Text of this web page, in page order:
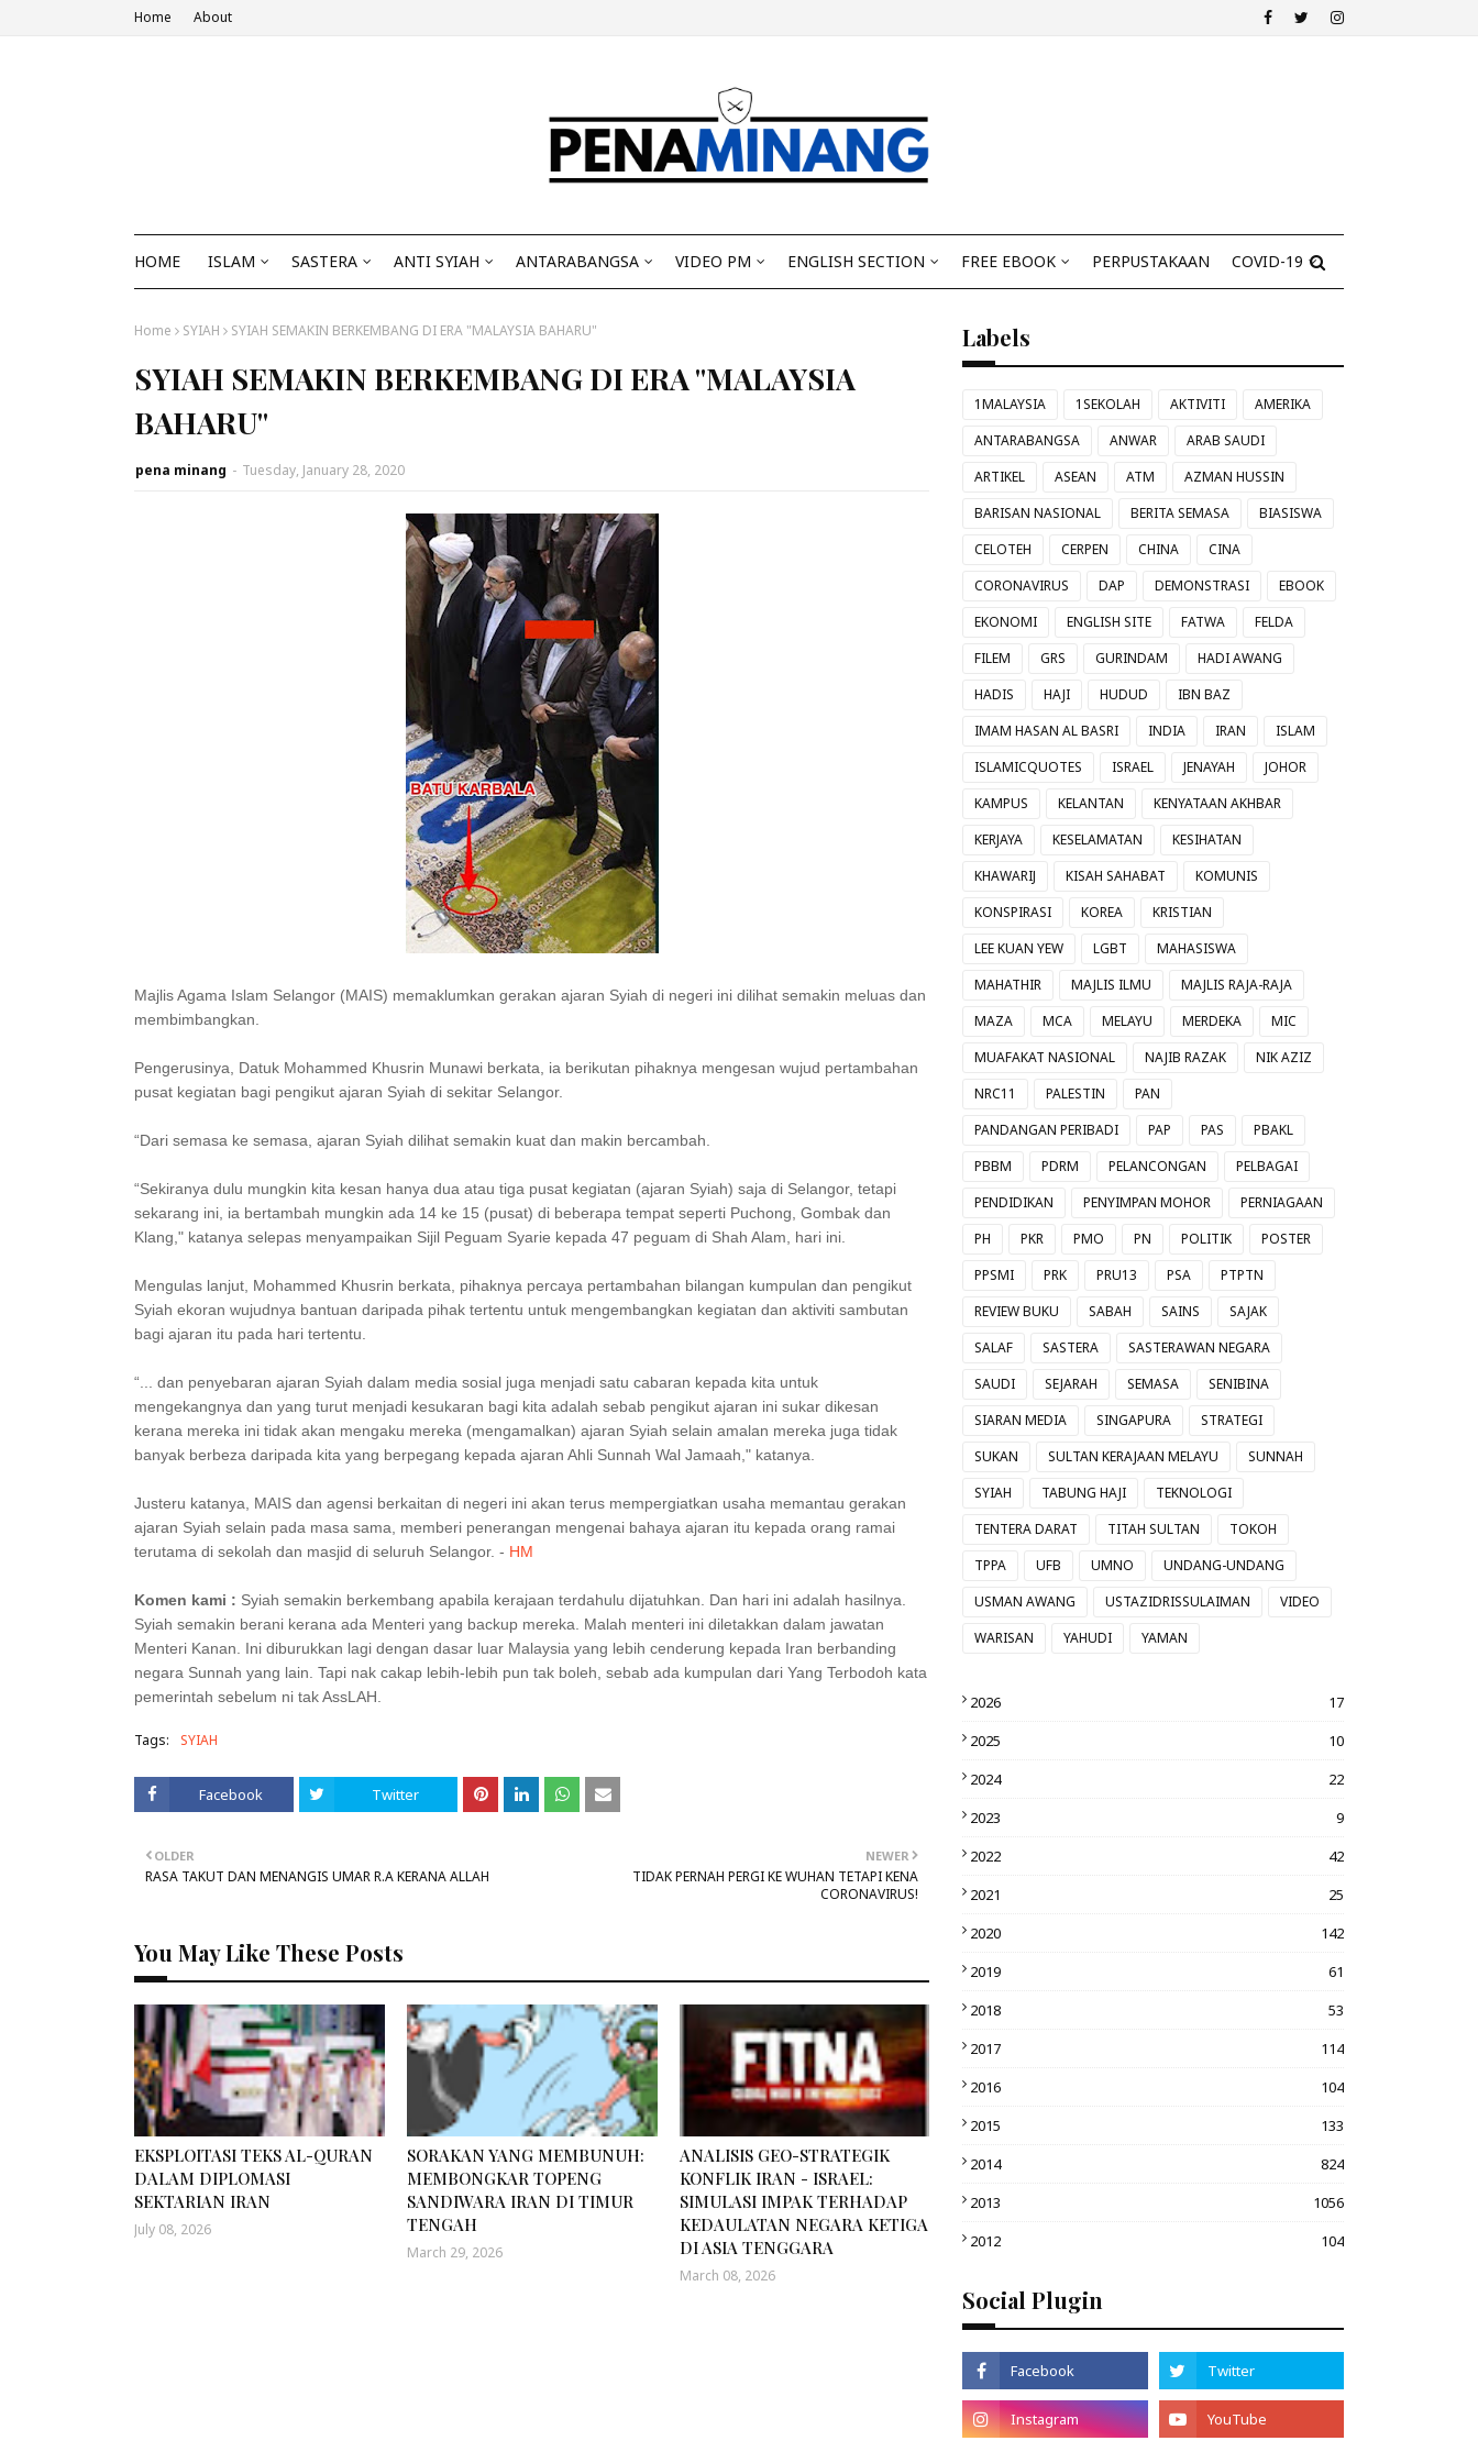
Home About
HOME ISLAM SASTERA ANTI SYIAH ANTARABANGSA VIDEO PM ENGLISH SECTION FREE EBOOK PERPUSTAKAAN COVID-19
Home SYIAH SYIAH SEMAKIN BERKEMBANG DI ERA "MALAYSIA BAHARU"
SYIAH SEMAKIN BERKEMBANG DI ERA "MALAYSIA
BAHARU"
pena minang - Tuesday, January 28, 2020
Majlis Agama Islam Selangor (MAIS) memaklumkan gerakan ajaran Syiah di negeri ini dilihat semakin meluas dan
membimbangkan.
Pengerusinya, Datuk Mohammed Khusrin Munawi berkata, ia berikutan pihaknya mengesan wujud pertambahan
pusat kegiatan bagi pengikut ajaran Syiah di sekitar Selangor.
“Dari semasa ke semasa, ajaran Syiah dilihat semakin kuat dan makin bercambah.
“Sekiranya dulu mungkin kita kesan hanya dua atau tiga pusat kegiatan (ajaran Syiah) saja di Selangor, tetapi
sekarang ini, ia bertambah mungkin ada 14 ke 15 (pusat) di beberapa tempat seperti Puchong, Gombak dan
Klang," katanya selepas menyampaikan Sijil Peguam Syarie kepada 47 peguam di Shah Alam, hari ini.
Mengulas lanjut, Mohammed Khusrin berkata, pihaknya percaya pertambahan bilangan kumpulan dan pengikut
Syiah ekoran wujudnya bantuan daripada pihak tertentu untuk mengembangkan kegiatan dan aktiviti sambutan
bagi ajaran itu pada hari tertentu.
“... dan penyebaran ajaran Syiah dalam media sosial juga menjadi satu cabaran kepada kita untuk
mengekangnya dan yang turut menjadi kesukaran bagi kita adalah sebab pengikut ajaran ini sukar dikesan
kerana mereka ini tidak akan mengaku mereka (mengamalkan) ajaran Syiah selain amalan mereka juga tidak
banyak berbeza daripada kita yang berpegang kepada ajaran Ahli Sunnah Wal Jamaah," katanya.
Justeru katanya, MAIS dan agensi berkaitan di negeri ini akan terus mempergiatkan usaha memantau gerakan
ajaran Syiah selain pada masa sama, memberi penerangan mengenai bahaya ajaran itu kepada orang ramai
terutama di sekolah dan masjid di seluruh Selangor. - HM
Komen kami : Syiah semakin berkembang apabila kerajaan terdahulu dijatuhkan. Dan hari ini adalah hasilnya.
Syiah semakin berani kerana ada Menteri yang backup mereka. Malah menteri ini diletakkan dalam jawatan
Menteri Kanan. Ini diburukkan lagi dengan dasar luar Malaysia yang lebih cenderung kepada Iran berbanding
negara Sunnah yang lain. Tapi nak cakap lebih-lebih pun tak boleh, sebab ada kumpulan dari Yang Terbodoh kata
pemerintah sebelum ni tak AssLAH.
Tags: SYIAH
Facebook Twitter
NEWER
TIDAK PERNAH PERGI KE WUHAN TETAPI KENA
CORONAVIRUS!
OLDER
RASA TAKUT DAN MENANGIS UMAR R.A KERANA ALLAH
You May Like These Posts
EKSPLOITASI TEKS AL-QURAN
DALAM DIPLOMASI
SEKTARIAN IRAN
July 08, 2026
SORAKAN YANG MEMBUNUH:
MEMBONGKAR TOPENG
SANDIWARA IRAN DI TIMUR
TENGAH
March 29, 2026
ANALISIS GEO-STRATEGIK
KONFLIK IRAN - ISRAEL:
SIMULASI IMPAK TERHADAP
KEDAULATAN NEGARA KETIGA
DI ASIA TENGGARA
March 08, 2026
Labels
1MALAYSIA 1SEKOLAH AKTIVITI
AMERIKA
ANTARABANGSA
ANWAR
ARAB SAUDI
ARTIKEL
ASEAN ATM
AZMAN HUSSIN
BARISAN NASIONAL
BERITA SEMASA
BIASISWA
CELOTEH
CERPEN CHINA
CINA
CORONAVIRUS
DAP DEMONSTRASI
EBOOK
EKONOMI
ENGLISH SITE FATWA
FELDA
FILEM
GRS GURINDAM
HADI AWANG
HADIS
HAJI HUDUD
IBN BAZ
IMAM HASAN AL BASRI
INDIA IRAN
ISLAM
ISLAMICQUOTES
ISRAEL JENAYAH
JOHOR
KAMPUS
KELANTAN
KENYATAAN AKHBAR
KERJAYA
KESELAMATAN
KESIHATAN
KHAWARIJ
KISAH SAHABAT
KOMUNIS
KONSPIRASI
KOREA
KRISTIAN
LEE KUAN YEW
LGBT
MAHASISWA
MAHATHIR
MAJLIS ILMU
MAJLIS RAJA-RAJA
MAZA
MCA MELAYU MERDEKA
MIC
MUAFAKAT NASIONAL
NAJIB RAZAK
NIK AZIZ
NRC11
PALESTIN
PAN
PANDANGAN PERIBADI
PAP PAS
PBAKL
PBBM
PDRM PELANCONGAN
PELBAGAI
PENDIDIKAN
PENYIMPAN MOHOR
PERNIAGAAN
PH
PKR PMO PN POLITIK
POSTER
PPSMI
PRK PRU13 PSA
PTPTN
REVIEW BUKU
SABAH SAINS
SAJAK
SALAF
SASTERA
SASTERAWAN NEGARA
SAUDI
SEJARAH SEMASA
SENIBINA
SIARAN MEDIA
SINGAPURA
STRATEGI
SUKAN
SULTAN KERAJAAN MELAYU
SUNNAH
SYIAH
TABUNG HAJI
TEKNOLOGI
TENTERA DARAT
TITAH SULTAN
TOKOH
TPPA
UFB UMNO
UNDANG-UNDANG
USMAN AWANG
USTAZIDRISSULAIMAN
VIDEO
WARISAN
YAHUDI YAMAN
2026
17
2025
10
2024
22
2023
9
2022
42
2021
25
2020
142
2019
61
2018
53
2017
114
2016
104
2015
133
2014
824
2013
1056
2012
104
Social Plugin